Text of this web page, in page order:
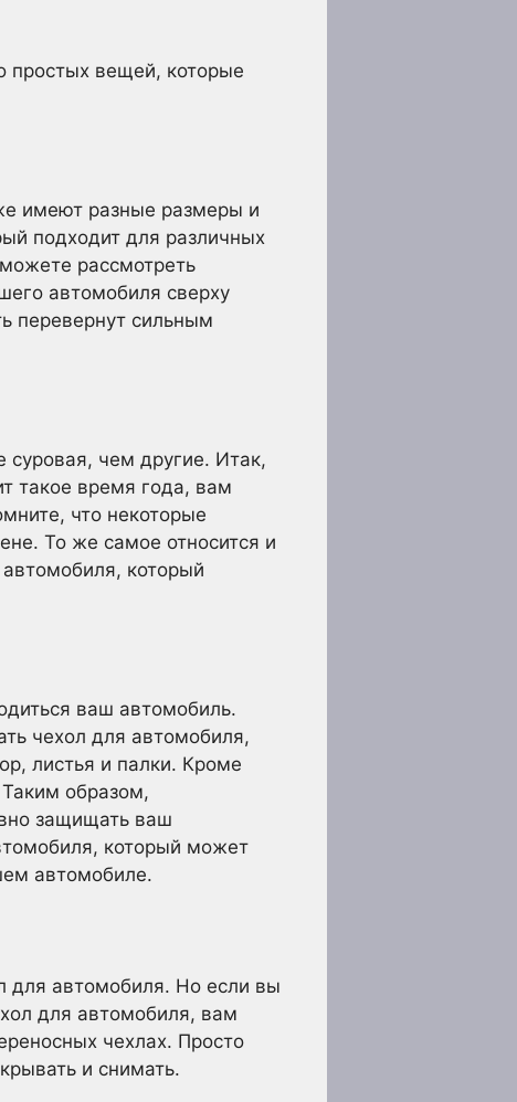
простых вещей, которые
имеют разные размеры и
подходит для различных
рассмотреть
автомобиля сверху
перевернут сильным
суровая, чем другие. Итак,
такое время года, вам
что некоторые
То же самое относится и
который
ваш автомобиль.
чехол для автомобиля,
листья и палки. Кроме
образом,
защищать ваш
который может
автомобиле.
для автомобиля. Но если вы
для автомобиля, вам
чехлах. Просто
и снимать.